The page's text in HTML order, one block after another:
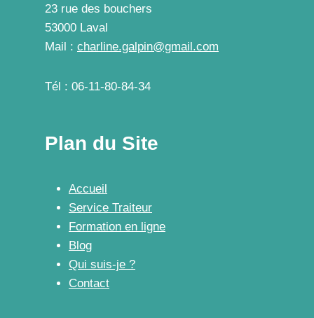
23 rue des bouchers
53000 Laval
Mail : charline.galpin@gmail.com
Tél : 06-11-80-84-34
Plan du Site
Accueil
Service Traiteur
Formation en ligne
Blog
Qui suis-je ?
Contact